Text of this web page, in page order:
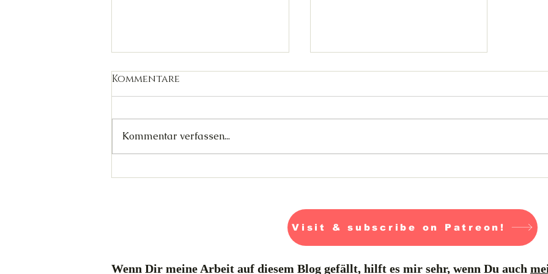
Schiffe und Aliens
Kommentare
Kommentar verfassen...
Visit & subscribe on Patreon!
Wenn Dir meine Arbeit auf diesem Blog gefällt, hilft es mir sehr, wenn Du auch